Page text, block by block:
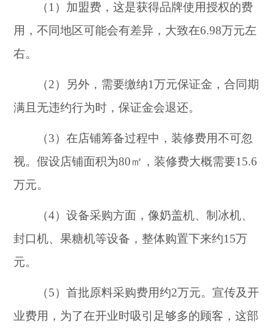
（1）加盟费，这是获得品牌使用授权的费
用，不同地区可能会有差异，大致在6.98万元左
右。
（2）另外，需要缴纳1万元保证金，合同期
满且无违约行为时，保证金会退还。
（3）在店铺筹备过程中，装修费用不可忽
视。假设店铺面积为80㎡，装修费大概需要15.6
万元。
（4）设备采购方面，像奶盖机、制冰机、
封口机、果糖机等设备，整体购置下来约15万
元。
（5）首批原料采购费用约2万元。宣传及开
业费用，为了在开业时吸引足够多的顾客，这部